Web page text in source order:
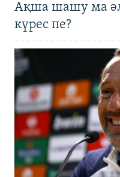
Ақша шашу ма
күрес пе?